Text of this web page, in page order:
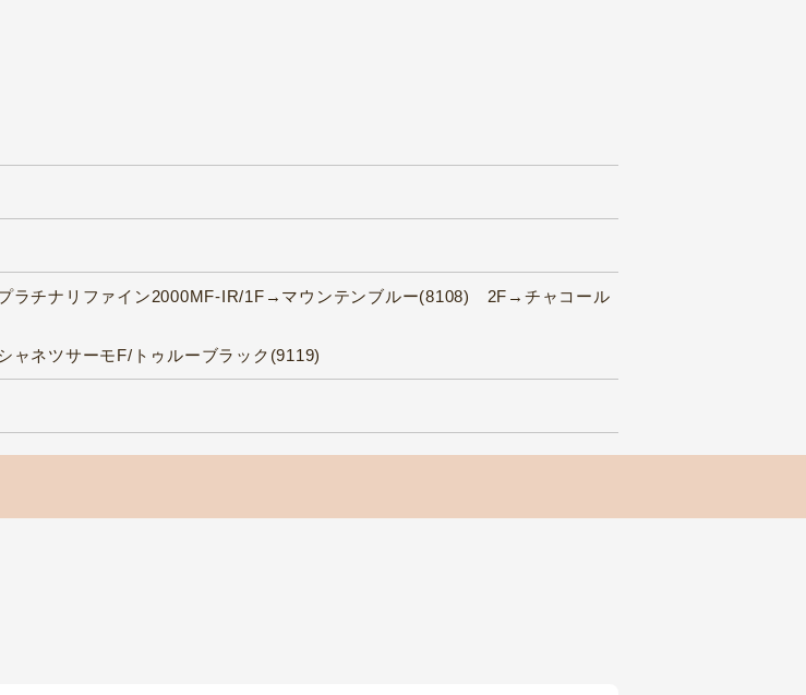
ラチナリファイン2000MF-IR/1F→マウンテンブルー(8108) 2F→チャコール
ャネツサーモF/トゥルーブラック(9119)